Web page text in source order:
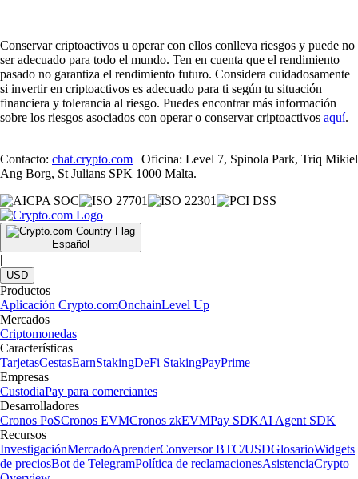
Conservar criptoactivos u operar con ellos conlleva riesgos y puede no
ser adecuado para todo el mundo. Ten en cuenta que el rendimiento
pasado no garantiza el rendimiento futuro. Considera cuidadosamente
si invertir en criptoactivos es adecuado para ti según tu situación
financiera y tolerancia al riesgo. Puedes encontrar más información
sobre los riesgos asociados con operar o conservar criptoactivos aquí.
Contacto: chat.crypto.com | Oficina: Level 7, Spinola Park, Triq Mikiel
Ang Borg, St Julians SPK 1000 Malta.
Español
|
USD
Productos
Aplicación Crypto.comOnchainLevel Up
Mercados
Criptomonedas
Características
TarjetasCestasEarnStakingDeFi StakingPayPrime
Empresas
CustodiaPay para comerciantes
Desarrolladores
Cronos PoSCronos EVMCronos zkEVMPay SDKAI Agent SDK
Recursos
InvestigaciónMercadoAprenderConversor BTC/USDGlosarioWidgets
de preciosBot de TelegramPolítica de reclamacionesAsistenciaCrypto